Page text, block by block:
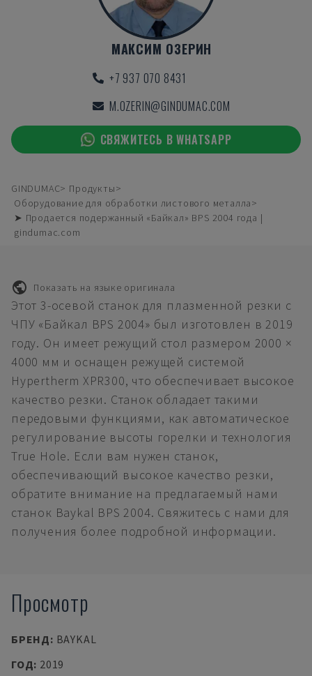
МАКСИМ ОЗЕРИН
+7 937 070 8431
M.OZERIN@GINDUMAC.COM
СВЯЖИТЕСЬ В WHATSAPP
GINDUMAC
Продукты
Оборудование для обработки листового металла
➤ Продается подержанный «Байкал» BPS 2004 года |
gindumac.com
Показать на языке оригинала
Этот 3-осевой станок для плазменной резки с
ЧПУ «Байкал BPS 2004» был изготовлен в 2019
году. Он имеет режущий стол размером 2000 ×
4000 мм и оснащен режущей системой
Hypertherm XPR300, что обеспечивает высокое
качество резки. Станок обладает такими
передовыми функциями, как автоматическое
регулирование высоты горелки и технология
True Hole. Если вам нужен станок,
обеспечивающий высокое качество резки,
обратите внимание на предлагаемый нами
станок Baykal BPS 2004. Свяжитесь с нами для
получения более подробной информации.
Просмотр
БРЕНД: BAYKAL
ГОД: 2019